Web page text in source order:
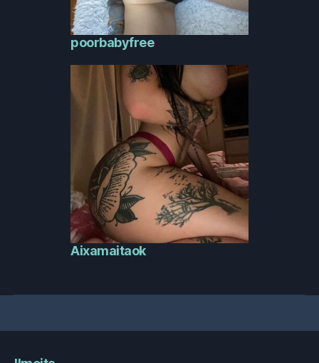
poorbabyfree
Aixamaitaok